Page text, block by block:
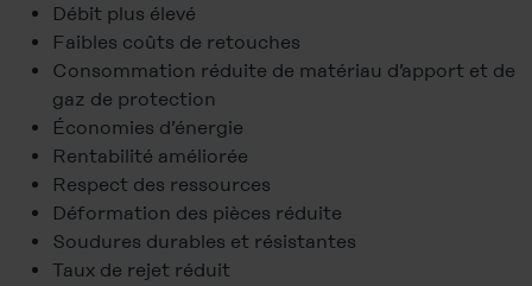
Débit plus élevé
Faibles coûts de retouches
Consommation réduite de matériau d’apport et de
gaz de protection
Économies d’énergie
Rentabilité améliorée
Respect des ressources
Déformation des pièces réduite
Soudures durables et résistantes
Taux de rejet réduit